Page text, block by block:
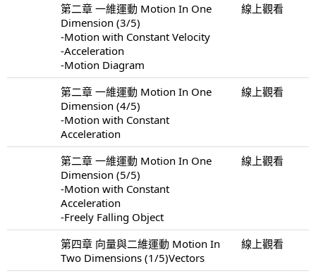
第二章 一維運動 Motion In One
Dimension (3/5)
-Motion with Constant Velocity
-Acceleration
-Motion Diagram
線上觀看
第二章 一維運動 Motion In One
Dimension (4/5)
-Motion with Constant
Acceleration
線上觀看
第二章 一維運動 Motion In One
Dimension (5/5)
-Motion with Constant
Acceleration
-Freely Falling Object
線上觀看
第四章 向量與二維運動 Motion In
Two Dimensions (1/5)Vectors
線上觀看